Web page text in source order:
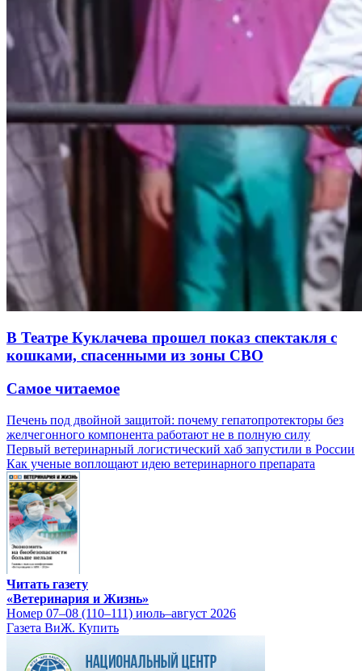
В Театре Куклачева прошел показ спектакля с
кошками, спасенными из зоны СВО
Самое читаемое
Печень под двойной защитой: почему гепатопротекторы без
желчегонного компонента работают не в полную силу
Первый ветеринарный логистический хаб запустили в России
Как ученые воплощают идею ветеринарного препарата
Читать газету
«Ветеринария и Жизнь»
Номер 07–08 (110–111) июль–август 2026
Газета ВиЖ. Купить